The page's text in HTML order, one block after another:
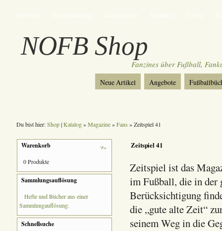
NOFB Shop
Fanzines über Fußball,
Neue Artikel Angebote
Du bist hier:Shop|Katalog»Magazine»Fans » Zeitspiel 41
Warenkorb
0 Produkte
Sammlungsauflösung
Hefte und Bücher aus einer
Sammlungauflösung.
Schnellsuche
Zeitspiel 41
Zeitspiel ist das
im Fußball, die in der
Berücksichtigung
die „gute alte Zeit“
seinem Weg in die